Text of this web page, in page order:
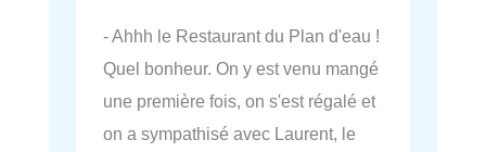
- Ahhh le Restaurant du Plan d'eau !
Quel bonheur. On y est venu mangé
une première fois, on s'est régalé et
on a sympathisé avec Laurent, le